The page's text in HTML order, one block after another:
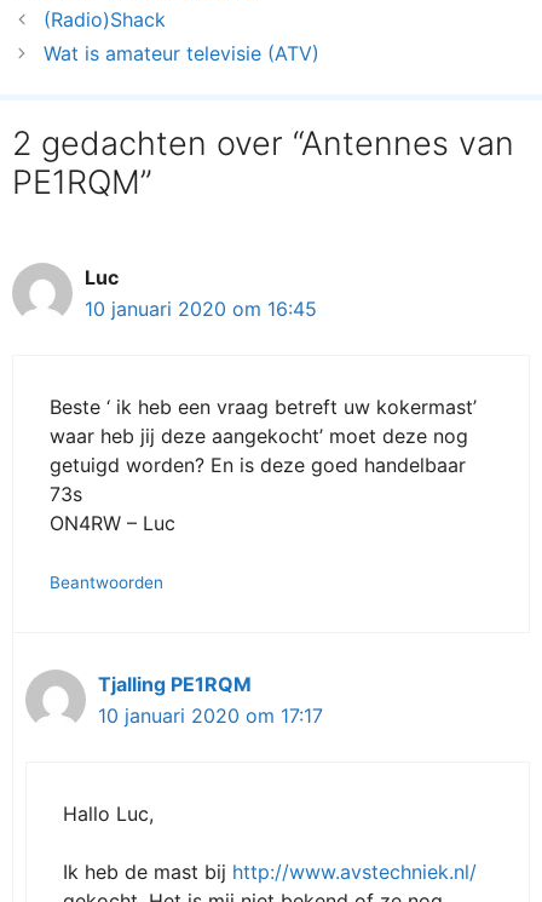
(Radio)Shack
Wat is amateur televisie (ATV)
2 gedachten over “Antennes van
PE1RQM”
Luc
10 januari 2020 om 16:45
Beste ‘ ik heb een vraag betreft uw kokermast’
waar heb jij deze aangekocht’ moet deze nog
getuigd worden? En is deze goed handelbaar
73s
ON4RW – Luc
Beantwoorden
Tjalling PE1RQM
10 januari 2020 om 17:17
Hallo Luc,
Ik heb de mast bij http://www.avstechniek.nl/